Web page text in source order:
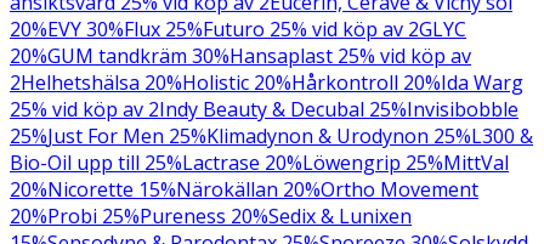
20%EVY 30%Flux 25%Futuro 25% vid köp av 2GLYC
20%GUM tandkräm 30%Hansaplast 25% vid köp av
2Helhetshälsa 20%Holistic 20%Hårkontroll 20%Ida Warg
25% vid köp av 2Indy Beauty & Decubal 25%Invisibobble
25%Just For Men 25%Klimadynon & Urodynon 25%L300 &
Bio-Oil upp till 25%Lactrase 20%Löwengrip 25%MittVal
20%Nicorette 15%Närokällan 20%Ortho Movement
20%Probi 25%Pureness 20%Sedix & Lunixen